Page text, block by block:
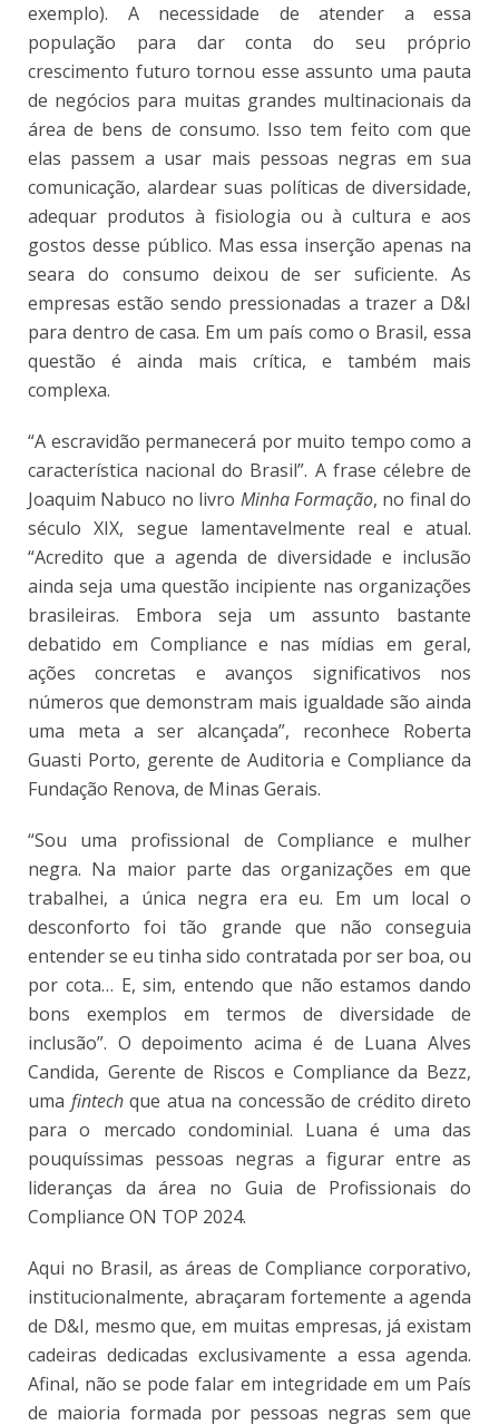
exemplo). A necessidade de atender a essa
população para dar conta do seu próprio
crescimento futuro tornou esse assunto uma pauta
de negócios para muitas grandes multinacionais da
área de bens de consumo. Isso tem feito com que
elas passem a usar mais pessoas negras em sua
comunicação, alardear suas políticas de diversidade,
adequar produtos à fisiologia ou à cultura e aos
gostos desse público. Mas essa inserção apenas na
seara do consumo deixou de ser suficiente. As
empresas estão sendo pressionadas a trazer a D&I
para dentro de casa. Em um país como o Brasil, essa
questão é ainda mais crítica, e também mais
complexa.
“A escravidão permanecerá por muito tempo como a
característica nacional do Brasil”. A frase célebre de
Joaquim Nabuco no livro Minha Formação, no final do
século XIX, segue lamentavelmente real e atual.
“Acredito que a agenda de diversidade e inclusão
ainda seja uma questão incipiente nas organizações
brasileiras. Embora seja um assunto bastante
debatido em Compliance e nas mídias em geral,
ações concretas e avanços significativos nos
números que demonstram mais igualdade são ainda
uma meta a ser alcançada”, reconhece Roberta
Guasti Porto, gerente de Auditoria e Compliance da
Fundação Renova, de Minas Gerais.
“Sou uma profissional de Compliance e mulher
negra. Na maior parte das organizações em que
trabalhei, a única negra era eu. Em um local o
desconforto foi tão grande que não conseguia
entender se eu tinha sido contratada por ser boa, ou
por cota… E, sim, entendo que não estamos dando
bons exemplos em termos de diversidade de
inclusão”. O depoimento acima é de Luana Alves
Candida, Gerente de Riscos e Compliance da Bezz,
uma fintechque atua na concessão de crédito direto
para o mercado condominial. Luana é uma das
pouquíssimas pessoas negras a figurar entre as
lideranças da área no Guia de Profissionais do
Compliance ON TOP 2024.
Aqui no Brasil, as áreas de Compliance corporativo,
institucionalmente, abraçaram fortemente a agenda
de D&I, mesmo que, em muitas empresas, já existam
cadeiras dedicadas exclusivamente a essa agenda.
Afinal, não se pode falar em integridade em um País
de maioria formada por pessoas negras sem que